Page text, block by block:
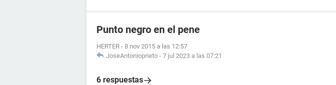
Punto negro en el pene
HERTER - 8 nov 2015 a las 12:57
JoseAntonioprieto - 7 jul 2023 a las 07:21
6 respuestas